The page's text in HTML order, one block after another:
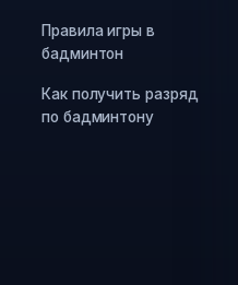
Правила игры в
бадминтон
Как получить разряд
по бадминтону